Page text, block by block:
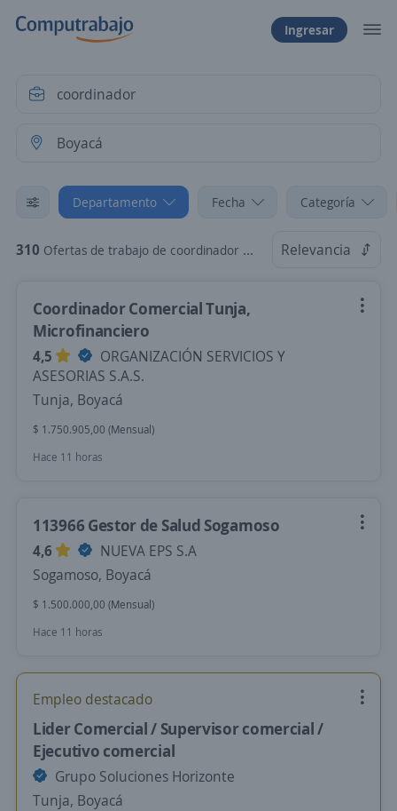
Ingresar
Departamento Fecha Categoría
310 Ofertas de trabajo de coordinador en Boyacá Relevancia
Coordinador Comercial Tunja,
Microfinanciero
4,5
ORGANIZACIÓN SERVICIOS Y
ASESORIAS S.A.S.
Tunja, Boyacá
$ 1.750.905,00 (Mensual)
Hace 11 horas
113966 Gestor de Salud Sogamoso
4,6
NUEVA EPS S.A
Sogamoso, Boyacá
$ 1.500.000,00 (Mensual)
Hace 11 horas
Empleo destacado
Lider Comercial / Supervisor comercial /
Ejecutivo comercial
Grupo Soluciones Horizonte
Tunja, Boyacá